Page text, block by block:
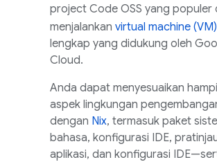
project Code OSS yang populer
menjalankan virtual machine (VM)
lengkap yang didukung oleh
Cloud.
Anda dapat menyesuaikan
aspek lingkungan
dengan Nix, termasuk paket
bahasa, konfigurasi IDE,
aplikasi, dan konfigurasi